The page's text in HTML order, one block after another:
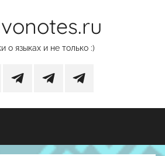
о языках и не только :)
телеграм-
канал
фотографиями
канал
нейрообоями